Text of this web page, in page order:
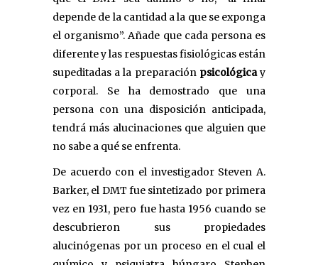
depende de la cantidad a la que se exponga
el organismo”. Añade que cada persona es
diferente y las respuestas fisiológicas están
supeditadas a la preparación psicológicay
corporal. Se ha demostrado que una
persona con una disposición anticipada,
tendrá más alucinaciones que alguien que
no sabe a qué se enfrenta.
De acuerdo con el investigador Steven A.
Barker, el DMT fue sintetizado por primera
vez en 1931, pero fue hasta 1956 cuando se
descubrieron sus propiedades
alucinógenas por un proceso en el cual el